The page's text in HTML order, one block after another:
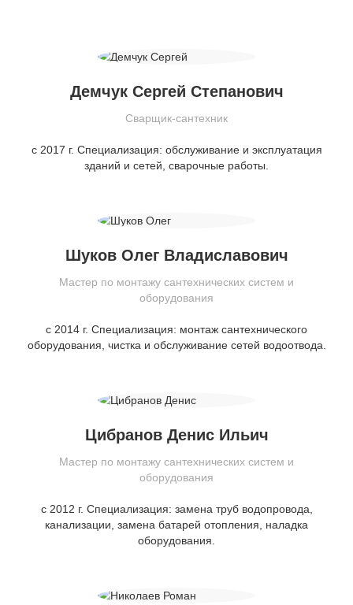
Демчук Сергей Степанович
Сварщик-сантехник
с 2017 г. Специализация: обслуживание и эксплуатация
зданий и сетей, сварочные работы.
Шуков Олег Владиславович
Мастер по монтажу сантехнических систем и
оборудования
с 2014 г. Специализация: монтаж сантехнического
оборудования, чистка и обслуживание сетей водоотвода.
Цибранов Денис Ильич
Мастер по монтажу сантехнических систем и
оборудования
с 2012 г. Специализация: замена труб водопровода,
канализации, замена батарей отопления, наладка
оборудования.